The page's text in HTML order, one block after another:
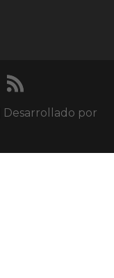
| Desarrollado por